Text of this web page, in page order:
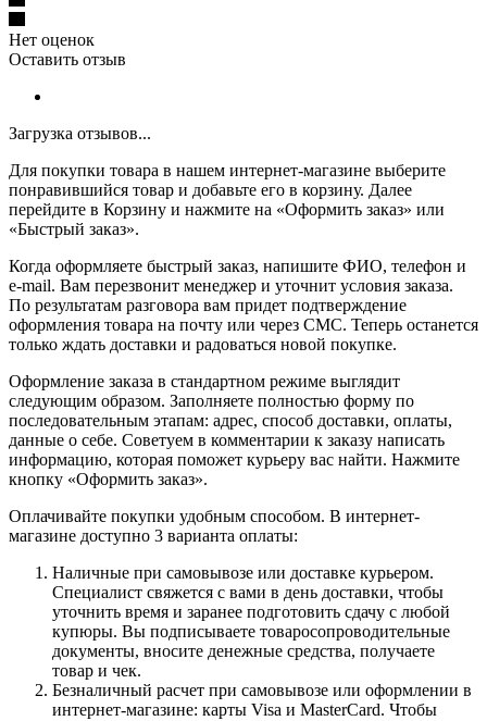
Нет оценок
Оставить отзыв
Загрузка отзывов...
Для покупки товара в нашем интернет-магазине выберите
понравившийся товар и добавьте его в корзину. Далее
перейдите в Корзину и нажмите на «Оформить заказ» или
«Быстрый заказ».
Когда оформляете быстрый заказ, напишите ФИО, телефон и
e-mail. Вам перезвонит менеджер и уточнит условия заказа.
По результатам разговора вам придет подтверждение
оформления товара на почту или через СМС. Теперь останется
только ждать доставки и радоваться новой покупке.
Оформление заказа в стандартном режиме выглядит
следующим образом. Заполняете полностью форму по
последовательным этапам: адрес, способ доставки, оплаты,
данные о себе. Советуем в комментарии к заказу написать
информацию, которая поможет курьеру вас найти. Нажмите
кнопку «Оформить заказ».
Оплачивайте покупки удобным способом. В интернет-
магазине доступно 3 варианта оплаты:
Наличные при самовывозе или доставке курьером.
Специалист свяжется с вами в день доставки, чтобы
уточнить время и заранее подготовить сдачу с любой
купюры. Вы подписываете товаросопроводительные
документы, вносите денежные средства, получаете
товар и чек.
Безналичный расчет при самовывозе или оформлении в
интернет-магазине: карты Visa и MasterCard. Чтобы